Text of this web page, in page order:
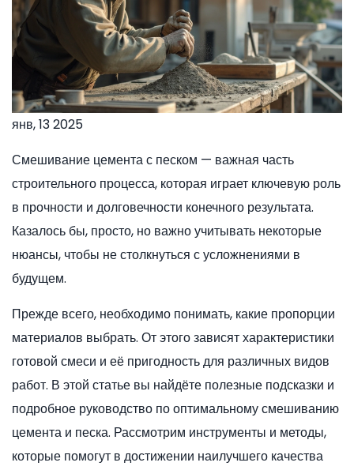
янв, 13 2025
Смешивание цемента с песком — важная часть
строительного процесса, которая играет ключевую роль
в прочности и долговечности конечного результата.
Казалось бы, просто, но важно учитывать некоторые
нюансы, чтобы не столкнуться с усложнениями в
будущем.
Прежде всего, необходимо понимать, какие пропорции
материалов выбрать. От этого зависят характеристики
готовой смеси и её пригодность для различных видов
работ. В этой статье вы найдёте полезные подсказки и
подробное руководство по оптимальному смешиванию
цемента и песка. Рассмотрим инструменты и методы,
которые помогут в достижении наилучшего качества